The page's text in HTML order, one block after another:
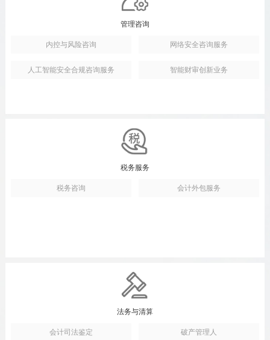
管理咨询
内控与风险咨询 网络安全咨询服务
人工智能安全合规咨询服务 智能财审创新业务
税务服务
税务咨询 会计外包服务
法务与清算
会计司法鉴定 破产管理人